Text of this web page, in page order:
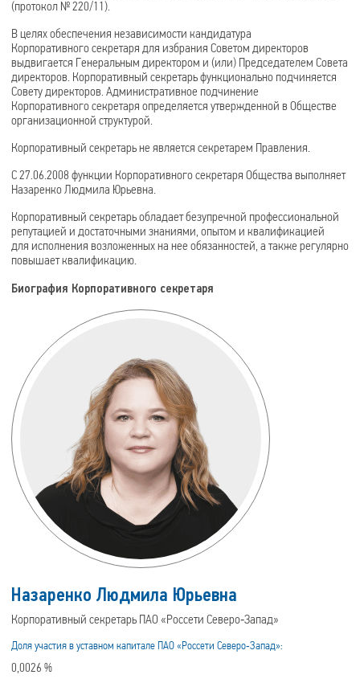
(протокол № 220/11).
В целях обеспечения независимости кандидатура
Корпоративного секретаря для избрания Советом директоров
выдвигается Генеральным директором и (или) Председателем Совета
директоров. Корпоративный секретарь функционально подчиняется
Совету директоров. Административное подчинение
Корпоративного секретаря определяется утвержденной в Обществе
организационной структурой.
Корпоративный секретарь не является секретарем Правления.
С 27.06.2008 функции Корпоративного секретаря Общества выполняет
Назаренко Людмила Юрьевна.
Корпоративный секретарь обладает безупречной профессиональной
репутацией и достаточными знаниями, опытом и квалификацией
для исполнения возложенных на нее обязанностей, а также регулярно
повышает квалификацию.
Биография Корпоративного секретаря
Назаренко Людмила Юрьевна
Корпоративный секретарь ПАО «Россети Северо‑Запад»
Доля участия в уставном капитале ПАО «Россети Северо‑Запад»:
0,0026 %